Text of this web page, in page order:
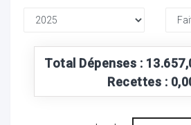
Total Dépenses :
Recettes :